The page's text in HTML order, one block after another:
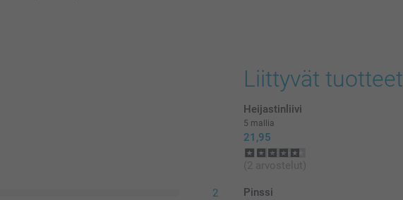
2
Liittyvät tuotteet
Heijastinliivi
5 mallia
21,95
(2 arvostelut)
Pinssi